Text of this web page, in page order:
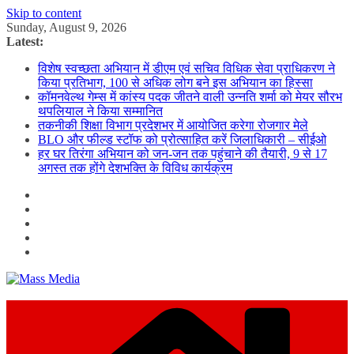
Skip to content
Sunday, August 9, 2026
Latest:
विशेष स्वच्छता अभियान में डीएम एवं सचिव विधिक सेवा प्राधिकरण ने
किया प्रतिभाग, 100 से अधिक लोग बने इस अभियान का हिस्सा
कॉमनवेल्थ गेम्स में कांस्य पदक जीतने वाली उन्नति शर्मा को मेयर सौरभ
थपलियाल ने किया सम्मानित
तकनीकी शिक्षा विभाग प्रदेशभर में आयोजित करेगा रोजगार मेले
BLO और फील्ड स्टॉफ को प्रोत्साहित करें जिलाधिकारी – सीईओ
हर घर तिरंगा अभियान को जन-जन तक पहुंचाने की तैयारी, 9 से 17
अगस्त तक होंगे देशभक्ति के विविध कार्यक्रम